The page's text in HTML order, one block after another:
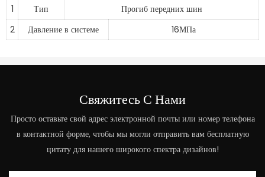
1 Тип
Прогиб передних шин
2
Давление в системе 16МПа
Свяжитесь С Нами
Просто оставьте свой адрес электронной почты или номер телефона
в контактной форме, чтобы мы могли отправить вам бесплатную
цитату для нашего широкого спектра дизайнов!